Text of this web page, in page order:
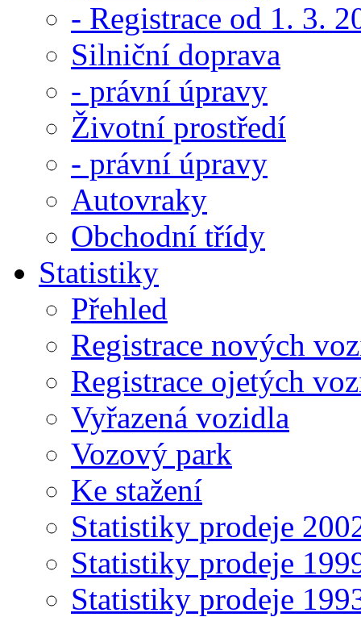
- Registrace od 1. 3.
Silniční doprava
- právní úpravy
Životní prostředí
- právní úpravy
Autovraky
Obchodní třídy
Statistiky
Přehled
Registrace nových
Registrace ojetých
Vyřazená vozidla
Vozový park
Ke stažení
Statistiky prodeje
Statistiky prodeje
Statistiky prodeje